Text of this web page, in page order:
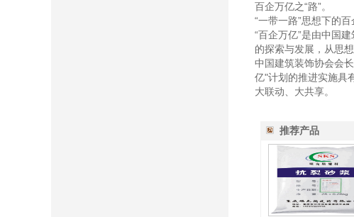
百企万亿之“路”。
“一带一路”思想下的百
“百企万亿”是由中国
的探索与发展，从思
中国建筑装饰协会会
亿"计划的推进实施具
大联动、大共享。
推荐产品